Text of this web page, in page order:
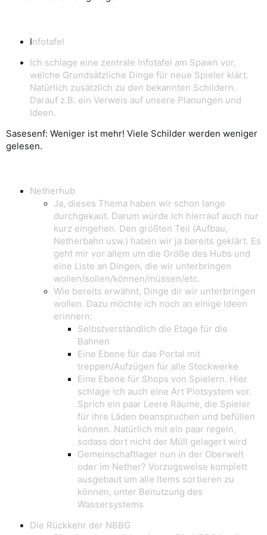
Infotafel
Ich schlage eine zentrale Infotafel am Spawn vor,
welche Grundsätzliche Dinge für neue Spieler klärt.
Natürlich zusätzlich zu den bekannten Schildern.
Darauf z.B. ein Verweis auf unsere Planungen und
Ideen.
Sasesenf: Weniger ist mehr! Viele Schilder werden weniger
gelesen.
Netherhub
Ja, dieses Thema haben wir schon lange
durchgekaut. Darum würde ich hierrauf auch nur
kurz eingehen. Den größten Teil (Aufbau,
Netherbahn usw.) haben wir ja bereits geklärt. Es
geht mir vor allem um die Größe des Hubs und
eine Liste an Dingen, die wir unterbringen
wollen/sollen/können/müssen/etc.
Wie bereits erwähnt, Dinge dir wir unterbringen
wollen. Dazu möchte ich noch an einige Ideen
erinnern:
Selbstverständlich die Etage für die
Bahnen
Eine Ebene für das Portal mit
treppen/Aufzügen für alle Stockwerke
Eine Ebene für Shops von Spielern. Hier
schlage ich auch eine Art Plotsystem vor.
Sprich ein paar Leere Räume, die Spieler
für ihre Läden beanspruchen und befüllen
können. Natürlich mit ein paar regeln,
sodass dort nicht der Müll gelagert wird
Gemeinschaftlager nun in der Oberwelt
oder im Nether? Vorzugsweise komplett
ausgebaut um alle Items sortieren zu
können, unter Benutzung des
Wassersystems
Die Rückkehr der NBBG